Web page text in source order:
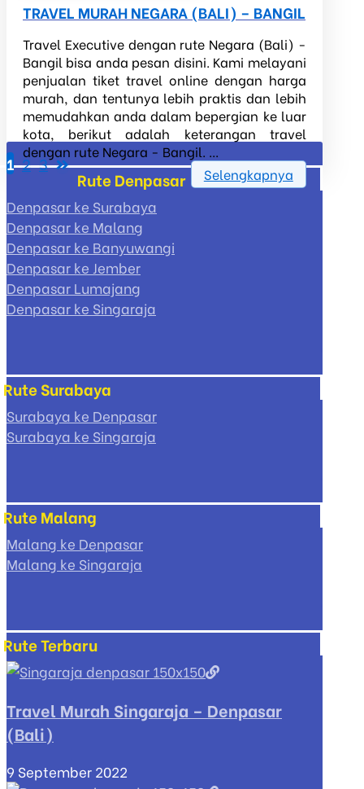
TRAVEL MURAH NEGARA (BALI) – BANGIL
Travel Executive dengan rute Negara (Bali) -
Bangil bisa anda pesan disini. Kami melayani
penjualan tiket travel online dengan harga
murah, dan tentunya lebih praktis dan lebih
memudahkan anda dalam bepergian ke luar
kota, berikut adalah keterangan travel
dengan rute Negara - Bangil. ...
Selengkapnya
Posts
pagination
1 2 3
Rute Denpasar
Denpasar ke Surabaya
Denpasar ke Malang
Denpasar ke Banyuwangi
Denpasar ke Jember
Denpasar Lumajang
Denpasar ke Singaraja
Rute Surabaya
Surabaya ke Denpasar
Surabaya ke Singaraja
Rute Malang
Malang ke Denpasar
Malang ke Singaraja
Rute Terbaru
Travel Murah Singaraja – Denpasar
(Bali)
9 September 2022